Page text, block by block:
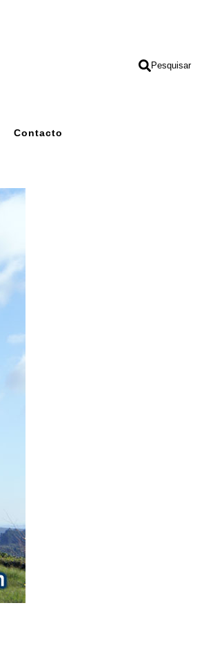
Pesquisar
Contacto